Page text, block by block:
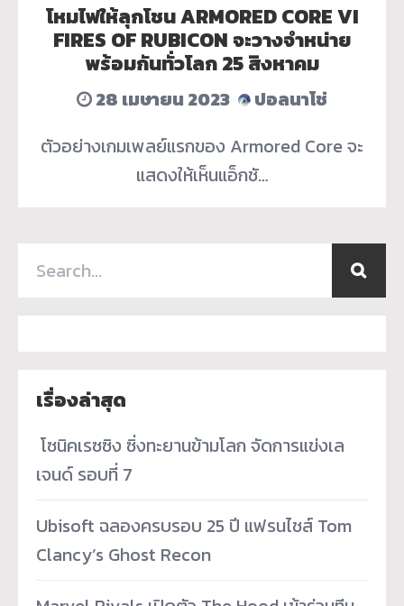
โหมไฟให้ลุกโชน ARMORED CORE VI
FIRES OF RUBICON จะวางจำหน่าย
พร้อมกันทั่วโลก 25 สิงหาคม
28 เมษายน 2023
ปอลนาโช่
ตัวอย่างเกมเพลย์แรกของ Armored Core จะ
แสดงให้เห็นแอ็กชั…
เรื่องล่าสุด
­ โซนิคเรซซิง ซิ่งทะยานข้ามโลก จัดการแข่งเล
เจนด์ รอบที่ 7
Ubisoft ฉลองครบรอบ 25 ปี แฟรนไชส์ Tom
Clancy’s Ghost Recon